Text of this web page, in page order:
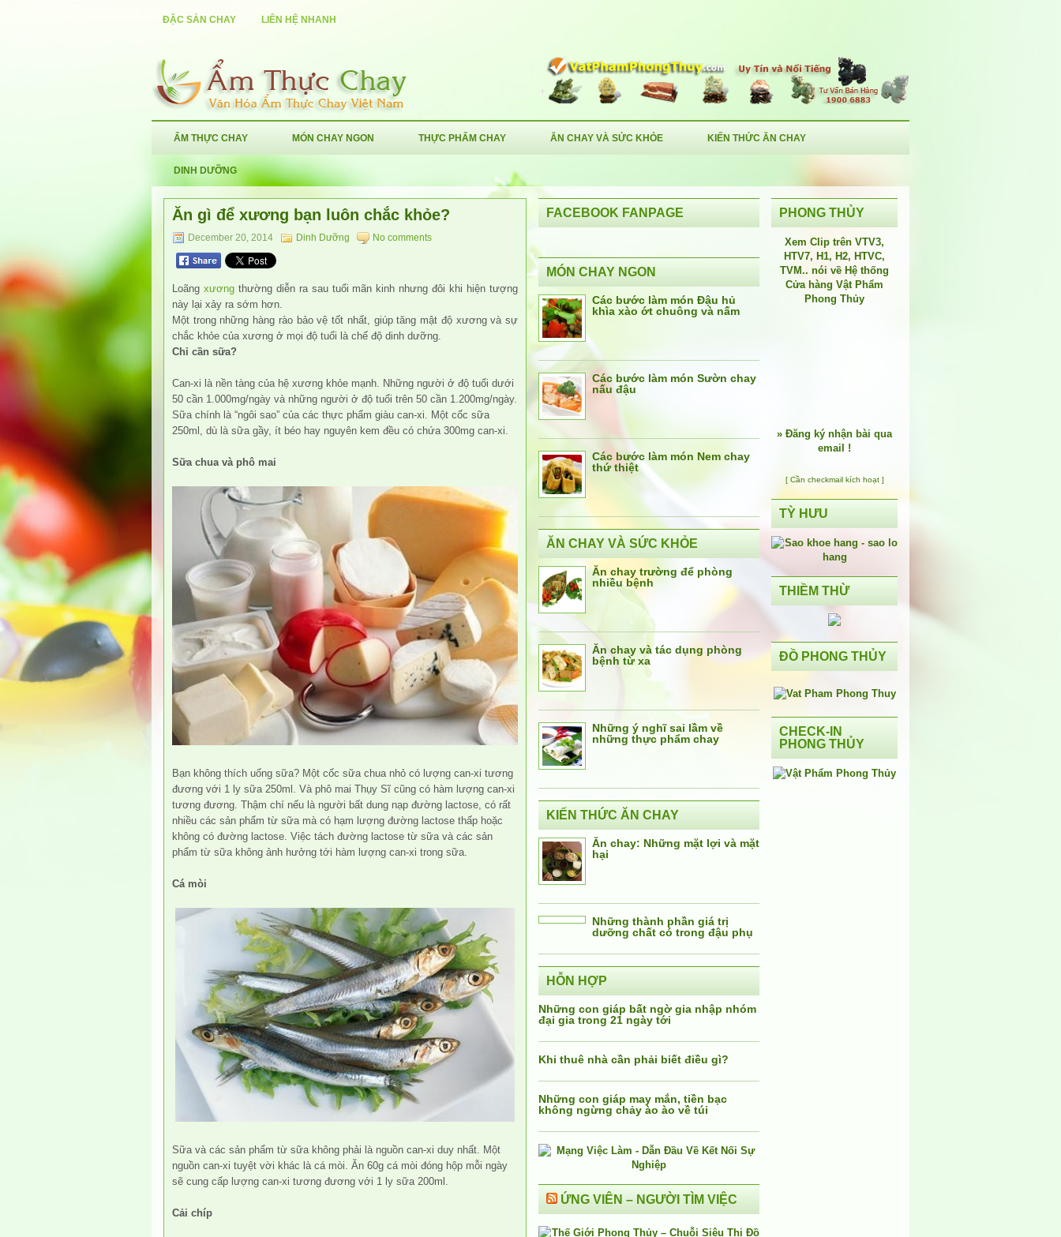
ĐẶC SẢN CHAY LIÊN HỆ NHANH
ẨM THỰC CHAY MÓN CHAY NGON THỰC PHẨM CHAY ĂN CHAY VÀ SỨC KHỎE KIẾN THỨC ĂN CHAY
DINH DƯỠNG
Ăn gì để xương bạn luôn chắc khỏe?
December 20, 2014 Dinh Dưỡng No comments
Loãng xươngthường diễn ra sau tuổi mãn kinh nhưng đôi khi hiện tượng
này lại xảy ra sớm hơn.
Một trong những hàng rào bảo vệ tốt nhất, giúp tăng mật độ xương và sự
chắc khỏe của xương ở mọi độ tuổi là chế độ dinh dưỡng.
Chỉ cần sữa?
Can-xi là nền tàng của hệ xương khỏe mạnh. Những người ở độ tuổi dưới
50 cần 1.000mg/ngày và những người ở độ tuổi trên 50 cần 1.200mg/ngày.
Sữa chính là “ngôi sao” của các thực phẩm giàu can-xi. Một cốc sữa
250ml, dù là sữa gầy, ít béo hay nguyên kem đều có chứa 300mg can-xi.
Sữa chua và phô mai
Bạn không thích uống sữa? Một cốc sữa chua nhỏ có lượng can-xi tương
đương với 1 ly sữa 250ml. Và phô mai Thụy Sĩ cũng có hàm lượng can-xi
tương đương. Thậm chí nếu là người bất dung nạp đường lactose, có rất
nhiều các sản phẩm từ sữa mà có hạm lượng đường lactose thấp hoặc
không có đường lactose. Việc tách đường lactose từ sữa và các sản
phẩm từ sữa không ảnh hưởng tới hàm lượng can-xi trong sữa.
Cá mòi
Sữa và các sản phẩm từ sữa không phải là nguồn can-xi duy nhất. Một
nguồn can-xi tuyệt vời khác là cá mòi. Ăn 60g cá mòi đóng hộp mỗi ngày
sẽ cung cấp lượng can-xi tương đương với 1 ly sữa 200ml.
Cải chíp
FACEBOOK FANPAGE
MÓN CHAY NGON
Các bước làm món Đậu hủ
khìa xào ớt chuông và nấm
Các bước làm món Sườn chay
nấu đậu
Các bước làm món Nem chay
thứ thiệt
ĂN CHAY VÀ SỨC KHỎE
Ăn chay trường để phòng
nhiều bệnh
Ăn chay và tác dụng phòng
bệnh từ xa
Những ý nghĩ sai lầm về
những thực phẩm chay
KIẾN THỨC ĂN CHAY
Ăn chay: Những mặt lợi và mặt
hại
Những thành phần giá trị
dưỡng chất có trong đậu phụ
HỖN HỢP
Những con giáp bất ngờ gia nhập nhóm
đại gia trong 21 ngày tới
Khi thuê nhà cần phải biết điều gì?
Những con giáp may mắn, tiền bạc
không ngừng chảy ào ào về túi
ỨNG VIÊN – NGƯỜI TÌM VIỆC
PHONG THỦY
Xem Clip trên VTV3,
HTV7, H1, H2, HTVC,
TVM.. nói về Hệ thống
Cửa hàng Vật Phẩm
Phong Thủy
» Đăng ký nhận bài qua
email !
[ Cần checkmail kích hoạt ]
TỲ HƯU
THIỀM THỪ
ĐỒ PHONG THỦY
CHECK-IN
PHONG THỦY